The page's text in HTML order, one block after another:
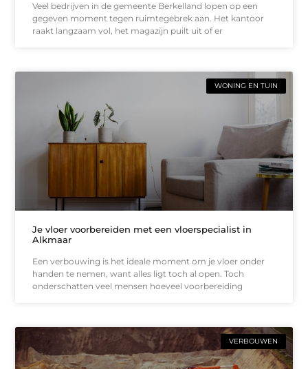
Veel bedrijven in de gemeente Berkelland lopen op een
gegeven moment tegen ruimtegebrek aan. Het kantoor
raakt langzaam vol, het magazijn puilt uit of er
WONING EN TUIN
Je vloer voorbereiden met een vloerspecialist in
Alkmaar
Een verbouwing is het ideale moment om je vloer onder
handen te nemen, want alles ligt toch al open. Toch
onderschatten veel mensen hoeveel voorbereiding
VERBOUWEN